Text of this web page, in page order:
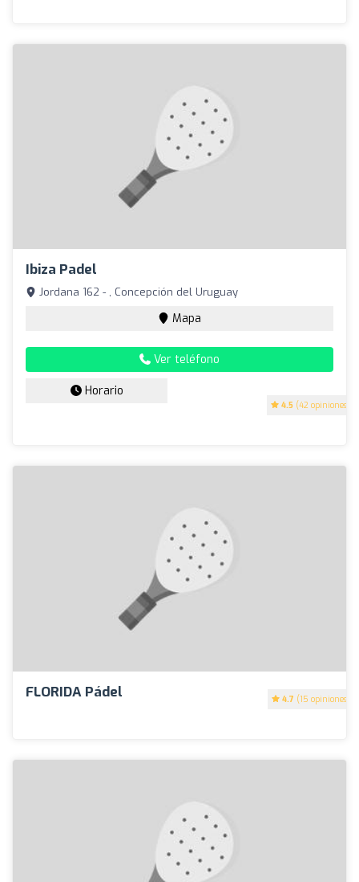
Ibiza Padel
4.5 (42 opiniones)
Jordana 162 - , Concepción del Uruguay
Mapa
Ver teléfono
Horario
FLORIDA Pádel 4.7 (15 opiniones)